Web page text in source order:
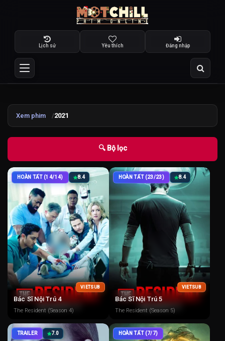
Lịch sử Yêu thích Đăng nhập
Xem phim 2021
🔍 Bộ lọc
HOÀN TẤT (14/14) 8.4
VIETSUB
Bác Sĩ Nội Trú 4
The Resident (Season 4)
HOÀN TẤT (23/23) 8.4
VIETSUB
Bác Sĩ Nội Trú 5
The Resident (Season 5)
TRAILER 7.0 HOÀN TẤT (7/7)